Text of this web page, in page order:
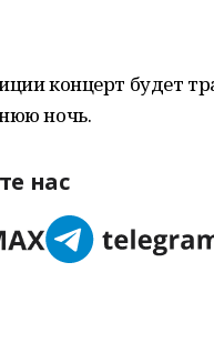
концерт будет
ночь.
нас